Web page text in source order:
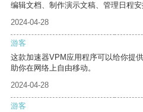
编辑文档、制作演示文稿、管理日程安
2024-04-28
游客
这款加速器VPM应用程序可以给你提
助你在网络上自由移动。
2024-04-28
游客